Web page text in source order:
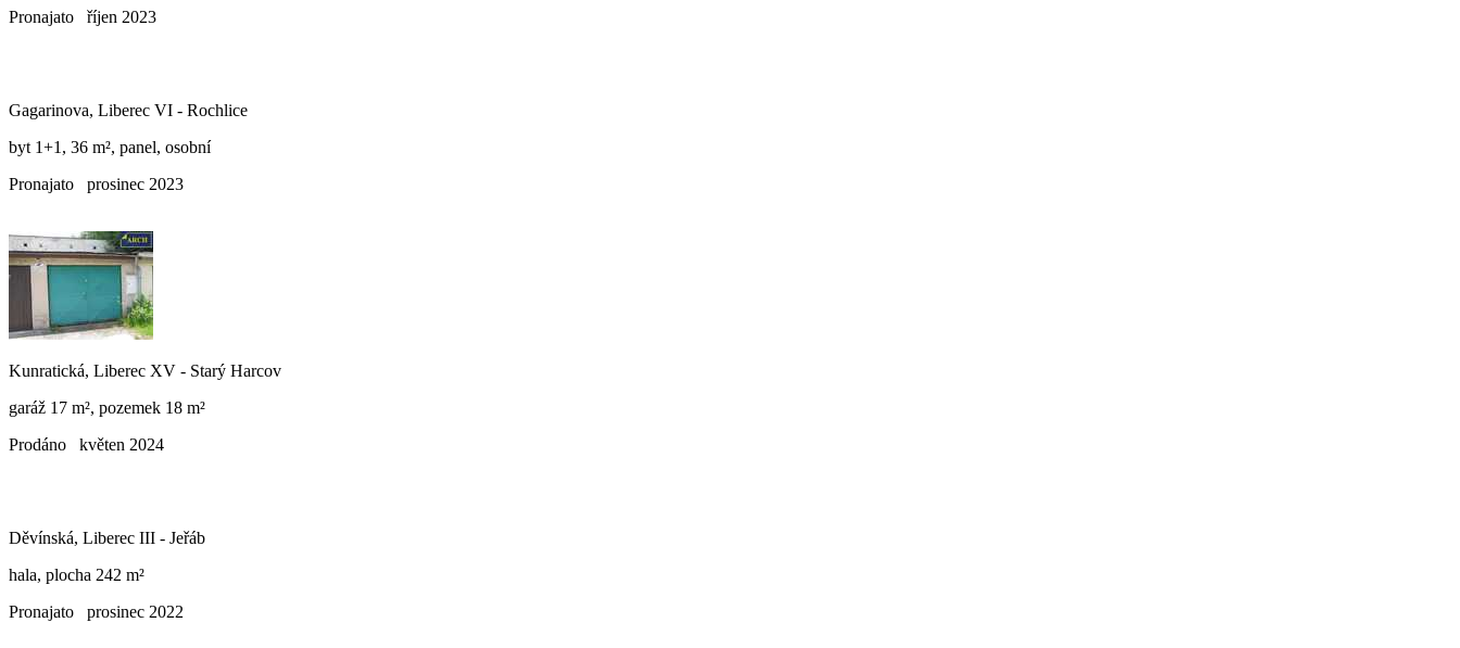
Pronajato
říjen 2023
Gagarinova, Liberec VI - Rochlice
byt 1+1, 36 m², panel, osobní
Pronajato
prosinec 2023
Kunratická, Liberec XV - Starý Harcov
garáž 17 m², pozemek 18 m²
Prodáno
květen 2024
Děvínská, Liberec III - Jeřáb
hala, plocha 242 m²
Pronajato
prosinec 2022